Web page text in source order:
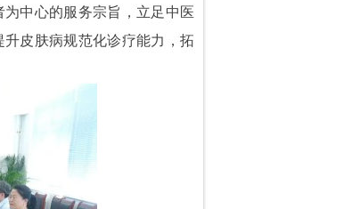
中心的服务宗旨，立足中医
皮肤病规范化诊疗能力，拓